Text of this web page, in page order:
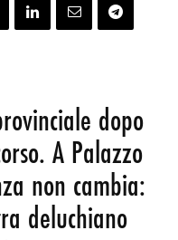
dopo
A Palazzo
non cambia:
deluchiano